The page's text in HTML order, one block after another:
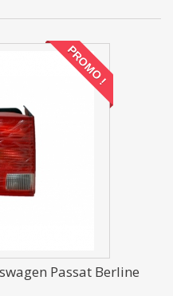
PROMO !
Passat Berline